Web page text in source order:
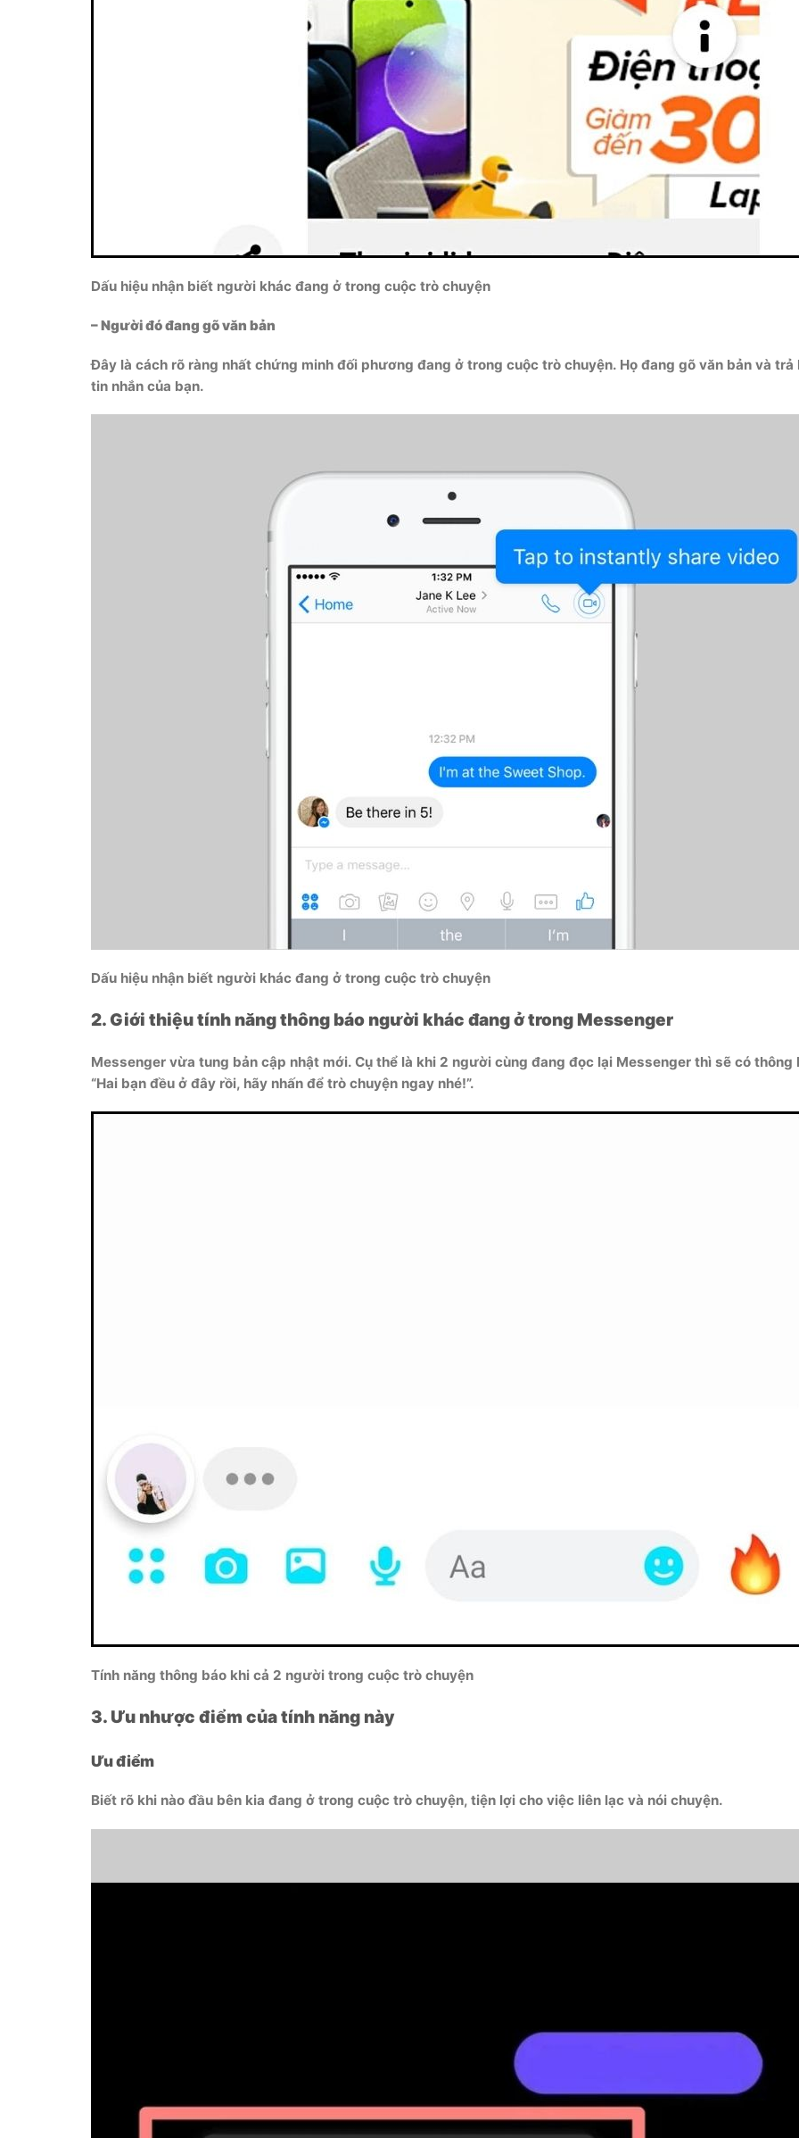
Dấu hiệu nhận biết người khác đang ở trong cuộc trò chuyện
– Người đó đang gõ văn bản
Đây là cách rõ ràng nhất chứng minh đối phương đang ở trong cuộc trò chuyện. Họ đang gõ văn bản và trả
tin nhắn của bạn.
Dấu hiệu nhận biết người khác đang ở trong cuộc trò chuyện
2. Giới thiệu tính năng thông báo người khác đang ở trong Messenger
Messenger vừa tung bản cập nhật mới. Cụ thể là khi 2 người cùng đang đọc lại Messenger thì sẽ có thông
“Hai bạn đều ở đây rồi, hãy nhấn để trò chuyện ngay nhé!”.
Tính năng thông báo khi cả 2 người trong cuộc trò chuyện
3. Ưu nhược điểm của tính năng này
Ưu điểm
Biết rõ khi nào đầu bên kia đang ở trong cuộc trò chuyện, tiện lợi cho việc liên lạc và nói chuyện.